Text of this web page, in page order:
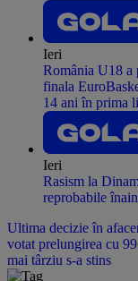
Ieri
România U18 a
finala
14 ani în prima
Ieri
Rasism la
reprobabile
Ultima decizie în
votat prelungirea cu
mai târziu s-a stins